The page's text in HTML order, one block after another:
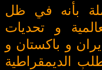
بأنه في ظل
و تحديات
و باكستان و
الديمقراطية